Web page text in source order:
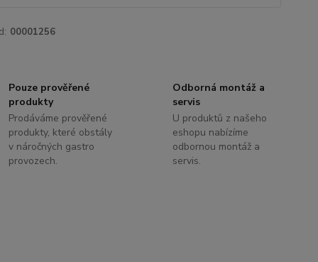
00001256
Pouze prověřené
produkty
Prodáváme prověřené
produkty, které obstály
v náročných gastro
provozech.
Odborná montáž a
servis
U produktů z našeho
eshopu nabízíme
odbornou montáž a
servis.